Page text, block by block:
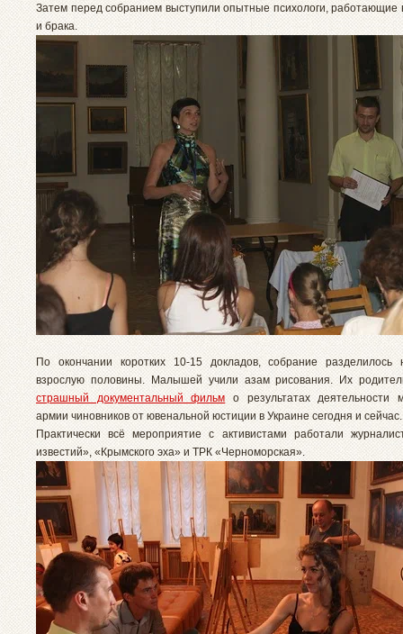
Затем перед собранием выступили опытные психологи, работающие
и брака.
По окончании коротких 10-15 докладов, собрание
взрослую половины. Малышей учили азам рисования. Их
страшный документальный фильм о результатах деятельности
армии чиновников от ювенальной юстиции в Украине сегодня и сейчас.
Практически всё мероприятие с активистами работали
известий», «Крымского эха» и ТРК «Черноморская».